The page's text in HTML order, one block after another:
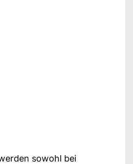
sowohl bei